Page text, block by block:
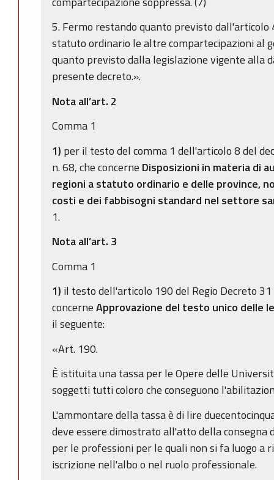
5. Fermo restando quanto previsto
statuto ordinario le altre compartecipazioni al
quanto previsto dalla legislazione vigente alla
presente decreto.».
Nota all’art. 2
Comma 1
1) per il testo del comma 1 dell'articolo 8 del
n. 68, che concerne Disposizioni in materia di
regioni a statuto ordinario e delle province,
costi e dei fabbisogni standard nel settore
1.
Nota all’art. 3
Comma 1
1) il testo dell'articolo 190 del Regio Decreto
concerneApprovazione del testo unico delle
il seguente:
«Art. 190.
È istituita una tassa per le Opere delle
soggetti tutti coloro che conseguono
L'ammontare della tassa è di lire
deve essere dimostrato all'atto della
per le professioni per le quali non si fa luogo a
iscrizione nell'albo o nel ruolo professionale.